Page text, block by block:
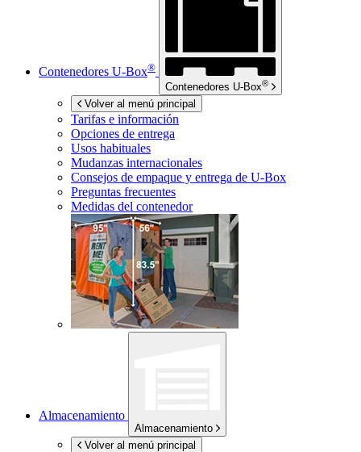
Contenedores U-Box®
Contenedores U-Box®
Volver al menú principal
Tarifas e información
Opciones de entrega
Usos habituales
Mudanzas internacionales
Consejos de empaque y entrega de U-Box
Preguntas frecuentes
Medidas del contenedor
Almacenamiento
Almacenamiento
Volver al menú principal